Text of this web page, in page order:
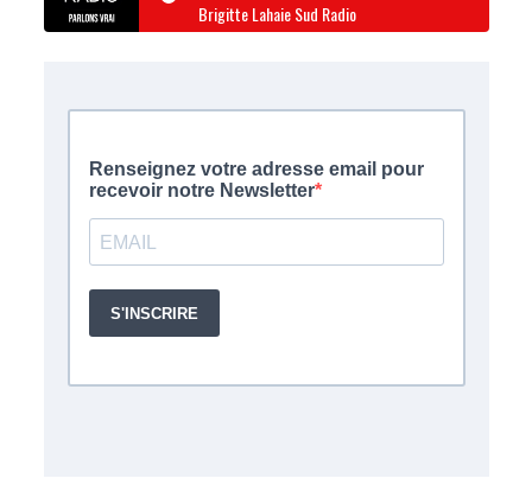
Brigitte Lahaie Sud Radio